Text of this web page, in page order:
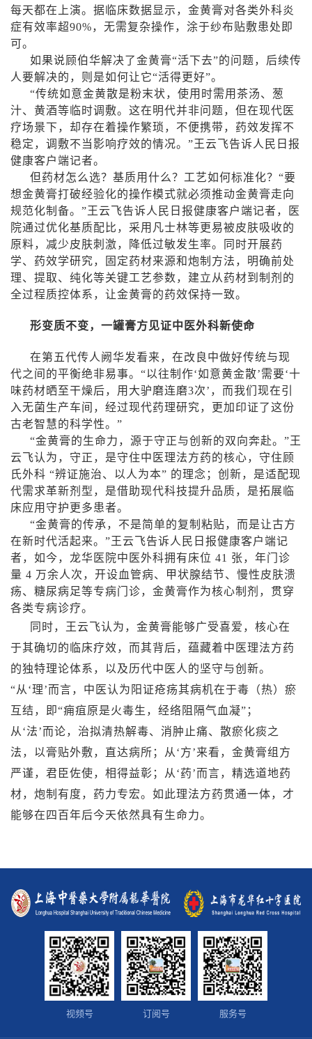
每天都在上演。据临床数据显示，金黄膏对各类外科炎
症有效率超90%，无需复杂操作，涂于纱布贴敷患处即
可。
如果说顾伯华解决了金黄膏“活下去”的问题，后续传
人要解决的，则是如何让它“活得更好”。
“传统如意金黄散是粉末状，使用时需用茶汤、葱
汁、黄酒等临时调敷。这在明代并非问题，但在现代医
疗场景下，却存在着操作繁琐，不便携带，药效发挥不
稳定，调敷不当影响疗效的情况。”王云飞告诉人民日报
健康客户端记者。
但药材怎么选？基质用什么？工艺如何标准化？“要
想金黄膏打破经验化的操作模式就必须推动金黄膏走向
规范化制备。”王云飞告诉人民日报健康客户端记者，医
院通过优化基质配比，采用凡士林等更易被皮肤吸收的
原料，减少皮肤刺激，降低过敏发生率。同时开展药
学、药效学研究，固定药材来源和炮制方法，明确前处
理、提取、纯化等关键工艺参数，建立从药材到制剂的
全过程质控体系，让金黄膏的药效保持一致。
形变质不变，一罐膏方见证中医外科新使命
在第五代传人阙华发看来，在改良中做好传统与现
代之间的平衡绝非易事。“以往制作‘如意黄金散’需要‘十
味药材晒至干燥后，用大驴磨连磨3次’，而我们现在引
入无菌生产车间，经过现代药理研究，更加印证了这份
古老智慧的科学性。”
“金黄膏的生命力，源于守正与创新的双向奔赴。”王
云飞认为，守正，是守住中医理法方药的核心，守住顾
氏外科 “辨证施治、以人为本” 的理念；创新，是适配现
代需求革新剂型，是借助现代科技提升品质，是拓展临
床应用守护更多患者。
“金黄膏的传承，不是简单的复制粘贴，而是让古方
在新时代活起来。”王云飞告诉人民日报健康客户端记
者，如今，龙华医院中医外科拥有床位 41 张，年门诊
量 4 万余人次，开设血管病、甲状腺结节、慢性皮肤溃
疡、糖尿病足等专病门诊，金黄膏作为核心制剂，贯穿
各类专病诊疗。
同时，王云飞认为，金黄膏能够广受喜爱，核心在
于其确切的临床疗效，而其背后，蕴藏着中医理法方药
的独特理论体系，以及历代中医人的坚守与创新。
“从‘理’而言，中医认为阳证疮疡其病机在于毒（热）瘀
互结，即“痈疽原是火毒生，经络阻隔气血凝”；
从‘法’而论，治拟清热解毒、消肿止痛、散瘀化痰之
法，以膏贴外敷，直达病所；从‘方’来看，金黄膏组方
严谨，君臣佐使，相得益彰；从‘药’而言，精选道地药
材，炮制有度，药力专宏。如此理法方药贯通一体，才
能够在四百年后今天依然具有生命力。
视频号 订阅号 服务号